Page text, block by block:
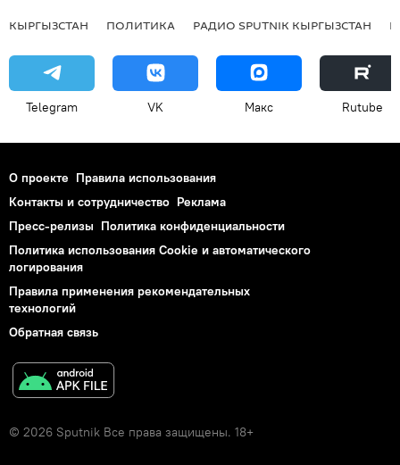
КЫРГЫЗСТАН ПОЛИТИКА РАДИО SPUTNIK КЫРГЫЗСТАН
Telegram VK Макс Rutube
О проекте Правила использования
Контакты и сотрудничество Реклама
Пресс-релизы Политика конфиденциальности
Политика использования Cookie и автоматического
логирования
Правила применения рекомендательных
технологий
Обратная связь
© 2026 Sputnik Все права защищены. 18+